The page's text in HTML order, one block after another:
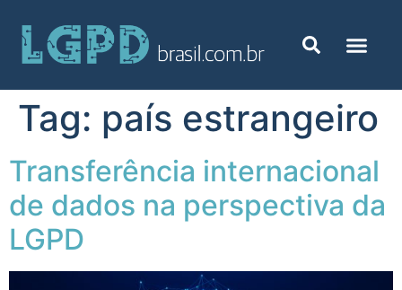
Tag: país estrangeiro
Transferência internacional
de dados na perspectiva da
LGPD